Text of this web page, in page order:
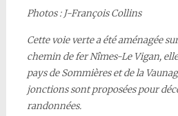
Photos : J-François Collins
Cette voie verte a été aménagée
chemin de fer Nîmes-Le Vigan,
pays de Sommières et de la
jonctions sont proposées pour
randonnées.